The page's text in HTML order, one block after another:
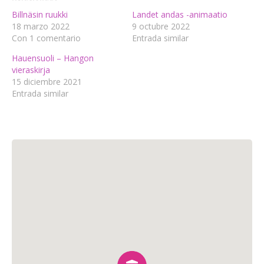
Billnäsin ruukki
18 marzo 2022
Con 1 comentario
Landet andas -animaatio
9 octubre 2022
Entrada similar
Hauensuoli – Hangon
vieraskirja
15 diciembre 2021
Entrada similar